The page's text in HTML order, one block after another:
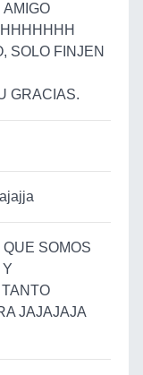
SOLO FINJEN
GRACIAS.
SOMOS
JAJAJAJA